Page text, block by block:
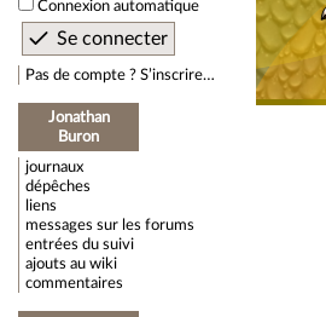
Connexion automatique
Pas de compte ? S’inscrire…
Jonathan
Buron
journaux
dépêches
liens
messages sur les forums
entrées du suivi
ajouts au wiki
commentaires